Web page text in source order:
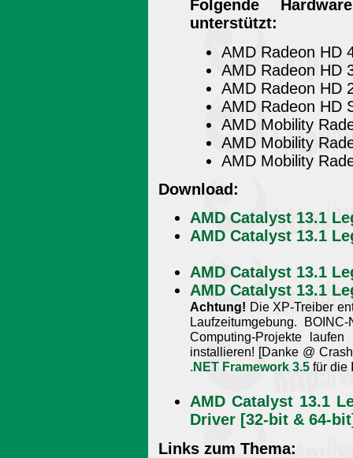
Folgende
unterstützt:
AMD Radeon HD
AMD Radeon HD
AMD Radeon HD
AMD Radeon HD
AMD Mobility
AMD Mobility
AMD Mobility
Download:
AMD Catalyst 13.1
AMD Catalyst 13.1
AMD Catalyst 13.1
AMD Catalyst 13.1
Achtung! Die XP-Treiber
Laufzeitumgebung.
Computing-Projekte
installieren! [Danke @
.NET Framework 3.5 für die
AMD Catalyst 13.1
Driver [32-bit & 64-
Links zum Thema: